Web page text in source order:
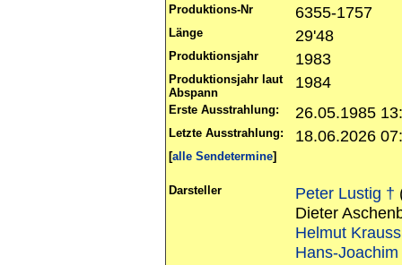
Produktions-Nr 6355-1757
Länge 29'48
Produktionsjahr 1983
Produktionsjahr laut
Abspann
1984
Erste Ausstrahlung: 26.05.1985
Letzte Ausstrahlung: 18.06.2026
[alle Sendetermine]
Darsteller Peter Lustig †
Dieter
Helmut
Hans-